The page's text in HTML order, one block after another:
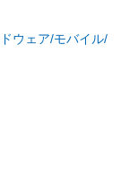
ウェア/モバイル/